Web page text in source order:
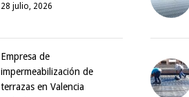
28 julio, 2026
Empresa de
impermeabilización de
terrazas en Valencia